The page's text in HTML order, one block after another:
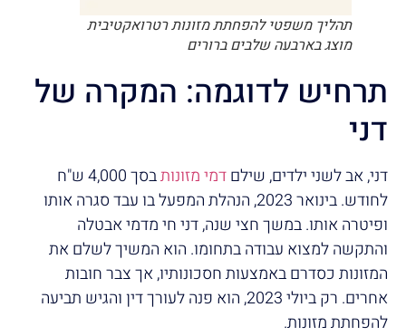
תהליך משפטי להפחתת מזונות רטרואקטיבית
מוצג בארבעה שלבים ברורים
תרחיש לדוגמה: המקרה של
דני
דני, אב לשני ילדים, שילםדמי מזונות
בסך 4,000 ש"ח
לחודש. בינואר 2023, הנהלת המפעל בו עבד סגרה אותו
ופיטרה אותו. במשך חצי שנה, דני חי מדמי אבטלה
והתקשה למצוא עבודה בתחומו. הוא המשיך לשלם את
המזונות כסדרם באמצעות חסכונותיו, אך צבר חובות
אחרים. רק ביולי 2023, הוא פנה לעורך דין והגיש תביעה
להפחתת מזונות.